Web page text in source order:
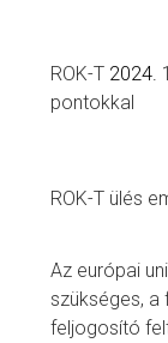
keresés
gombot.
ROK-T 2024.
pontokkal
ROK-T ülés
Az európai
szükséges, a
feljogosító